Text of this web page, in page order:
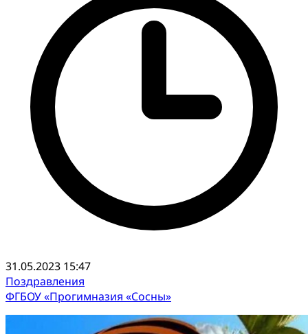
31.05.2023 15:47
Поздравления
ФГБОУ «Прогимназия «Сосны»